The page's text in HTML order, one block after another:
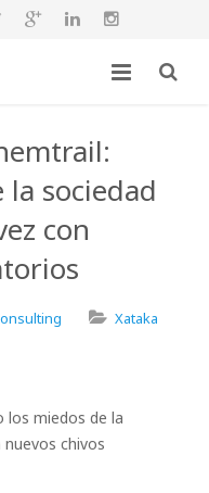
sociedad
con
Xataka